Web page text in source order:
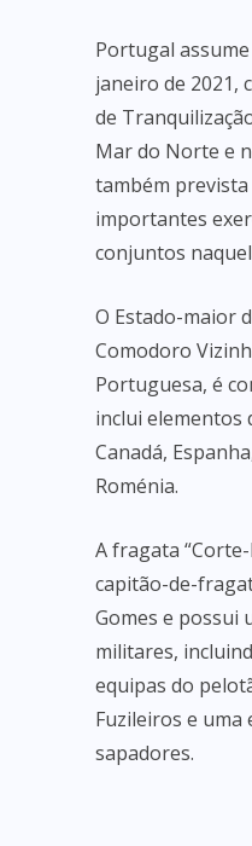
Portugal
janeiro de 2021,
de
Mar do Norte e
também
importantes
conjuntos
O Estado-maior
Comodoro
Portuguesa, é
inclui elementos
Canadá,
Roménia.​
A fragata
capitão-de-
Gomes e possui
militares,
equipas do
Fuzileiros e
sapadores.